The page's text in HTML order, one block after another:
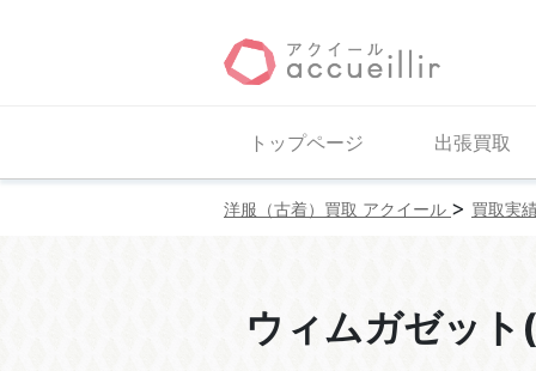
トップページ 出張買取
洋服（古着）買取 アクイール > 買取実
ウィムガゼッ